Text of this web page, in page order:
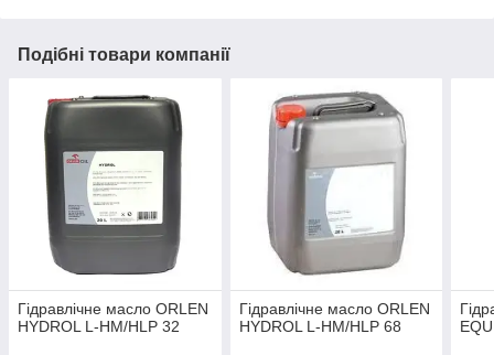
Подібні товари компанії
Гідравлічне масло ORLEN
HYDROL L-HM/HLP 32
Гідравлічне масло ORLEN
HYDROL L-HM/HLP 68